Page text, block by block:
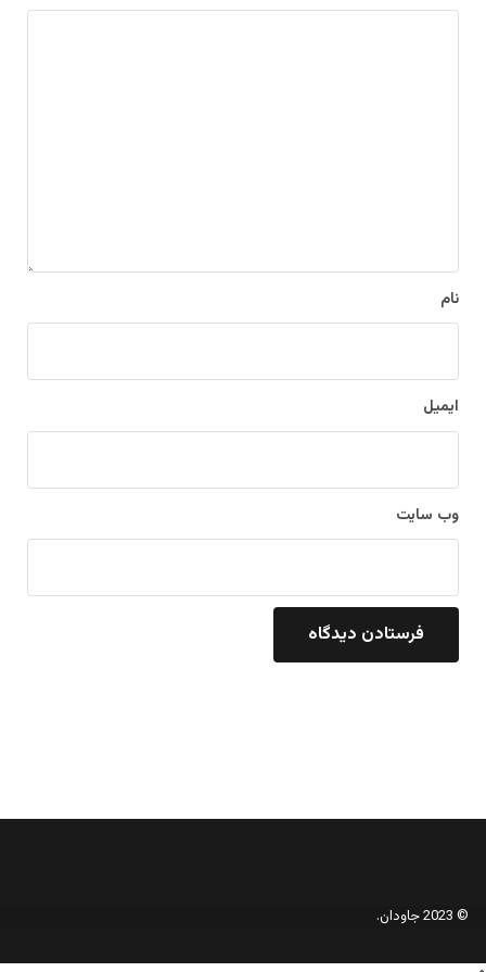
نام
ایمیل
وب‌ سایت
© 2023 جاودان.